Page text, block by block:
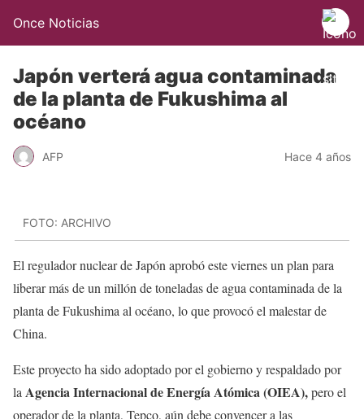
Once Noticias
Japón verterá agua contaminada
de la planta de Fukushima al
océano
AFP Hace 4 años
FOTO: ARCHIVO
El regulador nuclear de Japón aprobó este viernes un plan para
liberar más de un millón de toneladas de agua contaminada de la
planta de Fukushima al océano, lo que provocó el malestar de
China.
Este proyecto ha sido adoptado por el gobierno y respaldado por
la Agencia Internacional de Energía Atómica (OIEA),pero el
operador de la planta, Tepco, aún debe convencer a las